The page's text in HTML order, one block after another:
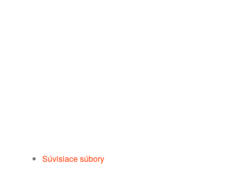
Súvisiace súbory